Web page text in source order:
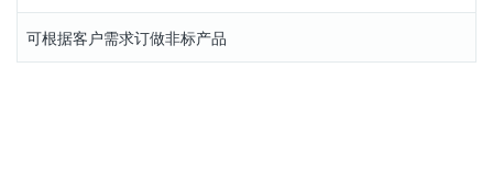
可根据客户需求订做非标产品